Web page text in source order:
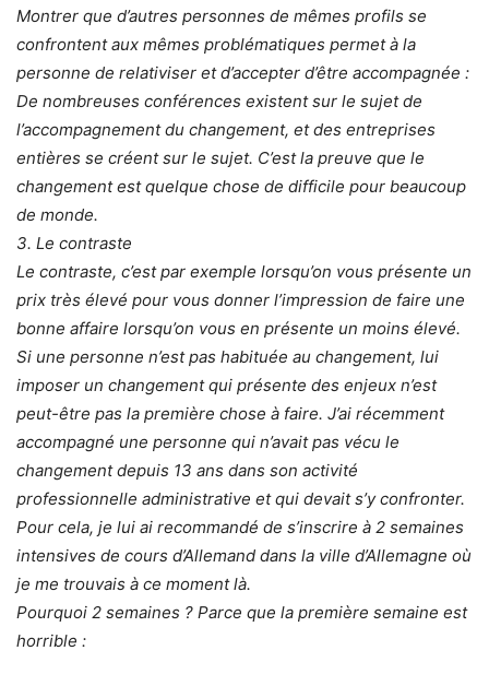
Montrer que d’autres personnes de mêmes profils se
confrontent aux mêmes problématiques permet à la
personne de relativiser et d’accepter d’être accompagnée :
De nombreuses conférences existent sur le sujet de
l’accompagnement du changement, et des entreprises
entières se créent sur le sujet. C’est la preuve que le
changement est quelque chose de difficile pour beaucoup
de monde.
3. Le contraste
Le contraste, c’est par exemple lorsqu’on vous présente un
prix très élevé pour vous donner l’impression de faire une
bonne affaire lorsqu’on vous en présente un moins élevé.
Si une personne n’est pas habituée au changement, lui
imposer un changement qui présente des enjeux n’est
peut-être pas la première chose à faire. J’ai récemment
accompagné une personne qui n’avait pas vécu le
changement depuis 13 ans dans son activité
professionnelle administrative et qui devait s’y confronter.
Pour cela, je lui ai recommandé de s’inscrire à 2 semaines
intensives de cours d’Allemand dans la ville d’Allemagne où
je me trouvais à ce moment là.
Pourquoi 2 semaines ? Parce que la première semaine est
horrible :